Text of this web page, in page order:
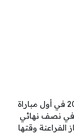
وتواجه المنتخبان من جديد في عام 2024 في أول مباراة
في نصف نهائي
أقيمت في مارس 2024 وفاز الفراعنة وقتها